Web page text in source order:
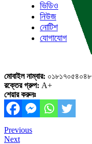
ভিডিও
নিউজ
নোটিশ
যোগাযোগ
মোবাইল নাম্বার: ০১৮১৭০৫৪০৪৮
রক্তের গ্রুপ: A+
শেয়ার করুনঃ
Post
Previous
Post
Previous
Next
Next